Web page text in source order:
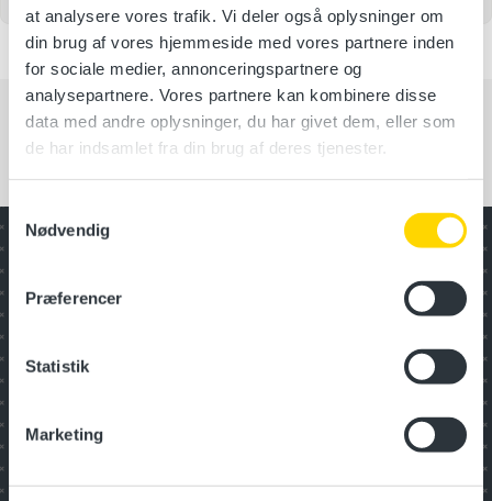
at analysere vores trafik. Vi deler også oplysninger om
din brug af vores hjemmeside med vores partnere inden
for sociale medier, annonceringspartnere og
analysepartnere. Vores partnere kan kombinere disse
data med andre oplysninger, du har givet dem, eller som
de har indsamlet fra din brug af deres tjenester.
Samtykkevalg
Nødvendig
Præferencer
Statistik
Marketing
Har du ikke fundet det, du ledte
Se andre kursuskategorier